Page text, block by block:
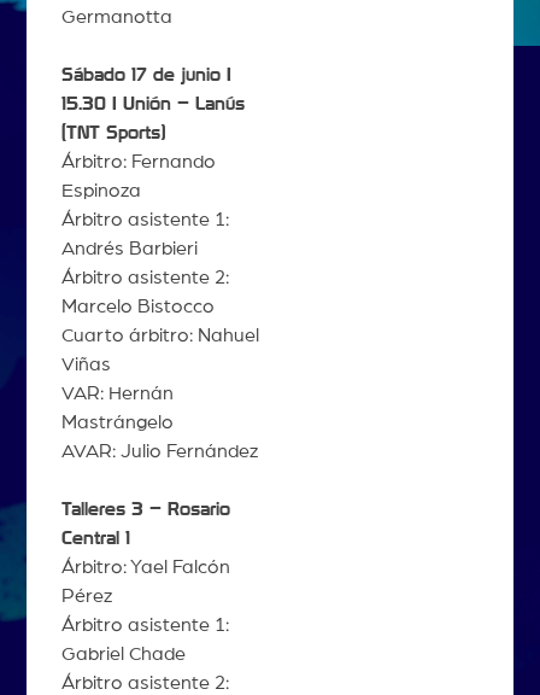
Germanotta
Sábado 17 de junio |
15.30 | Unión – Lanús
(TNT Sports)
Árbitro: Fernando
Espinoza
Árbitro asistente 1:
Andrés Barbieri
Árbitro asistente 2:
Marcelo Bistocco
Cuarto árbitro: Nahuel
Viñas
VAR: Hernán
Mastrángelo
AVAR: Julio Fernández
Talleres 3 – Rosario
Central 1
Árbitro: Yael Falcón
Pérez
Árbitro asistente 1:
Gabriel Chade
Árbitro asistente 2: